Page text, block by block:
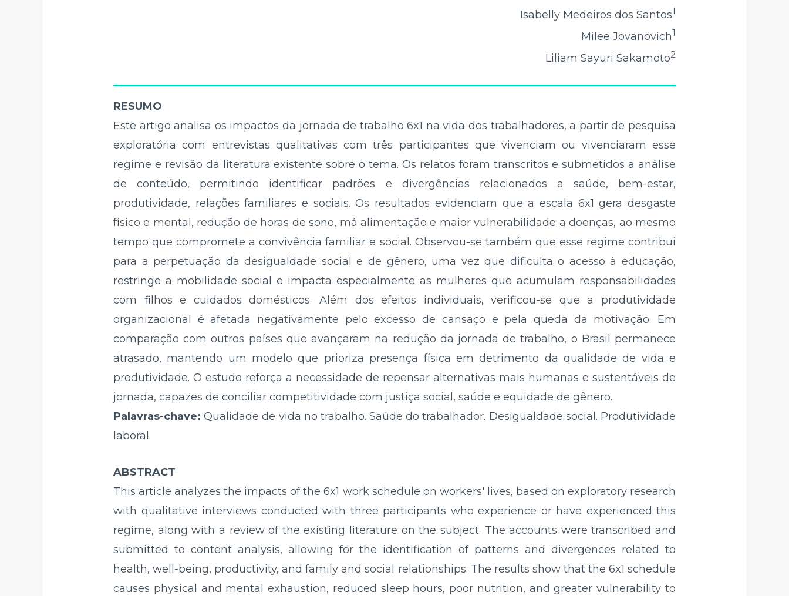
Isabelly Medeiros dos Santos1
Milee Jovanovich1
Liliam Sayuri Sakamoto2
RESUMO
Este artigo analisa os impactos da jornada de trabalho 6x1 na vida dos trabalhadores, a partir de pesquisa
exploratória com entrevistas qualitativas com três participantes que vivenciam ou vivenciaram esse
regime e revisão da literatura existente sobre o tema. Os relatos foram transcritos e submetidos a análise
de conteúdo, permitindo identificar padrões e divergências relacionados a saúde, bem-estar,
produtividade, relações familiares e sociais. Os resultados evidenciam que a escala 6x1 gera desgaste
físico e mental, redução de horas de sono, má alimentação e maior vulnerabilidade a doenças, ao mesmo
tempo que compromete a convivência familiar e social. Observou-se também que esse regime contribui
para a perpetuação da desigualdade social e de gênero, uma vez que dificulta o acesso à educação,
restringe a mobilidade social e impacta especialmente as mulheres que acumulam responsabilidades
com filhos e cuidados domésticos. Além dos efeitos individuais, verificou-se que a produtividade
organizacional é afetada negativamente pelo excesso de cansaço e pela queda da motivação. Em
comparação com outros países que avançaram na redução da jornada de trabalho, o Brasil permanece
atrasado, mantendo um modelo que prioriza presença física em detrimento da qualidade de vida e
produtividade. O estudo reforça a necessidade de repensar alternativas mais humanas e sustentáveis de
jornada, capazes de conciliar competitividade com justiça social, saúde e equidade de gênero.
Palavras-chave:Qualidade de vida no trabalho. Saúde do trabalhador. Desigualdade social. Produtividade
laboral.
ABSTRACT
This article analyzes the impacts of the 6x1 work schedule on workers' lives, based on exploratory research
with qualitative interviews conducted with three participants who experience or have experienced this
regime, along with a review of the existing literature on the subject. The accounts were transcribed and
submitted to content analysis, allowing for the identification of patterns and divergences related to
health, well-being, productivity, and family and social relationships. The results show that the 6x1 schedule
causes physical and mental exhaustion, reduced sleep hours, poor nutrition, and greater vulnerability to